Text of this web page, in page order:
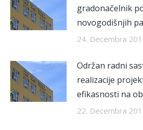
gradonačelnik
novogodišnjih
24. Decembra
Održan radni
realizacije
efikasnosti na
22. Decembra